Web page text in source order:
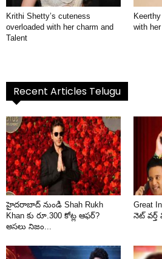
Krithi Shetty’s cuteness
overloaded with her charm and
Talent
with
Recent Articles Telugu
హైదరాబాద్ నుండి Shah Rukh
Khan కు రూ.300 కోట్ల ఆఫర్?
అసలు నిజం...
Great
నెట్ వర్త్